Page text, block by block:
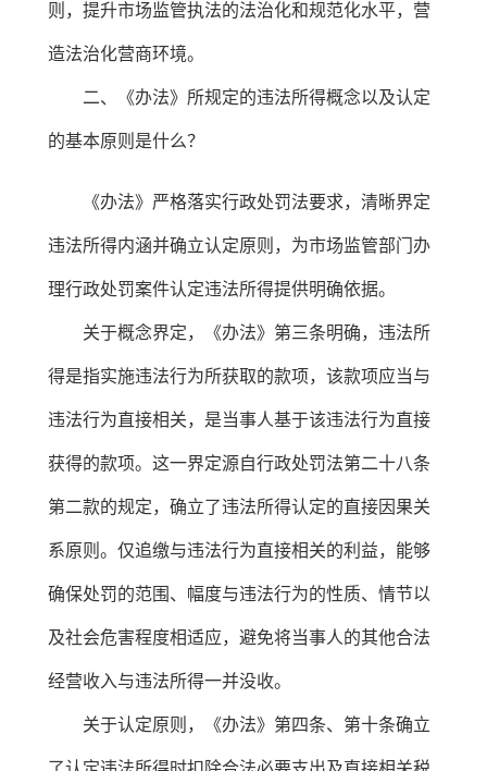
则，提升市场监管执法的法治化和规范化水平，营
造法治化营商环境。
二、《办法》所规定的违法所得概念以及认定
的基本原则是什么？
《办法》严格落实行政处罚法要求，清晰界定
违法所得内涵并确立认定原则，为市场监管部门办
理行政处罚案件认定违法所得提供明确依据。
关于概念界定，《办法》第三条明确，违法所
得是指实施违法行为所获取的款项，该款项应当与
违法行为直接相关，是当事人基于该违法行为直接
获得的款项。这一界定源自行政处罚法第二十八条
第二款的规定，确立了违法所得认定的直接因果关
系原则。仅追缴与违法行为直接相关的利益，能够
确保处罚的范围、幅度与违法行为的性质、情节以
及社会危害程度相适应，避免将当事人的其他合法
经营收入与违法所得一并没收。
关于认定原则，《办法》第四条、第十条确立